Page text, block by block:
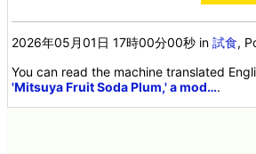
2026年05月01日 17時00分00秒 in試食,
You can read the machine translated
'Mitsuya Fruit Soda Plum,' a mod….